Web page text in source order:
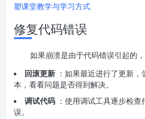
塑课堂教学与学习方式
修复代码错误
如果崩溃是由于代码错误引起的
回滚更新 ：如果最近进行了更新
本，看看问题是否得到解决。
调试代码 ：使用调试工具逐步检
误。